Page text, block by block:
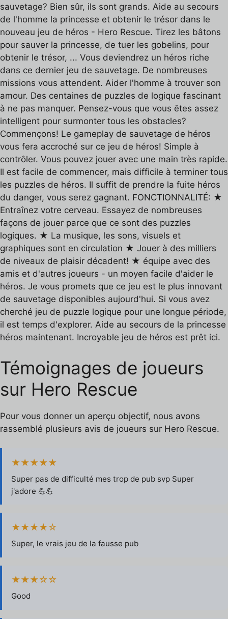
sauvetage? Bien sûr, ils sont grands. Aide au secours
de l'homme la princesse et obtenir le trésor dans le
nouveau jeu de héros - Hero Rescue. Tirez les bâtons
pour sauver la princesse, de tuer les gobelins, pour
obtenir le trésor, ... Vous deviendrez un héros riche
dans ce dernier jeu de sauvetage. De nombreuses
missions vous attendent. Aider l'homme à trouver son
amour. Des centaines de puzzles de logique fascinant
à ne pas manquer. Pensez-vous que vous êtes assez
intelligent pour surmonter tous les obstacles?
Commençons! Le gameplay de sauvetage de héros
vous fera accroché sur ce jeu de héros! Simple à
contrôler. Vous pouvez jouer avec une main très rapide.
Il est facile de commencer, mais difficile à terminer tous
les puzzles de héros. Il suffit de prendre la fuite héros
du danger, vous serez gagnant. FONCTIONNALITÉ: ★
Entraînez votre cerveau. Essayez de nombreuses
façons de jouer parce que ce sont des puzzles
logiques. ★ La musique, les sons, visuels et
graphiques sont en circulation ★ Jouer à des milliers
de niveaux de plaisir décadent! ★ équipe avec des
amis et d'autres joueurs - un moyen facile d'aider le
héros. Je vous promets que ce jeu est le plus innovant
de sauvetage disponibles aujourd'hui. Si vous avez
cherché jeu de puzzle logique pour une longue période,
il est temps d'explorer. Aide au secours de la princesse
héros maintenant. Incroyable jeu de héros est prêt ici.
Témoignages de joueurs
sur Hero Rescue
Pour vous donner un aperçu objectif, nous avons
rassemblé plusieurs avis de joueurs sur Hero Rescue.
★★★★★
Super pas de difficulté mes trop de pub svp Super
j'adore 💪💪
★★★★☆
Super, le vrais jeu de la fausse pub
★★★☆☆
Good